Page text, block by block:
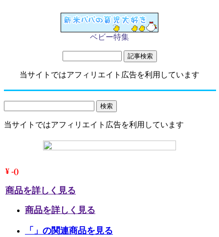
ベビー特集
当サイトではアフィリエイト広告を利用しています
当サイトではアフィリエイト広告を利用しています
¥ -()
商品を詳しく見る
商品を詳しく見る
「」の関連商品を見る